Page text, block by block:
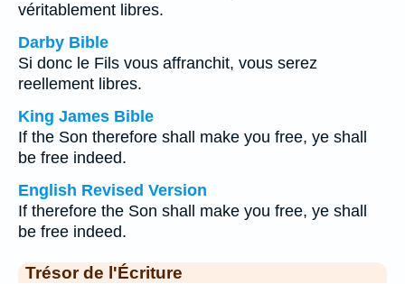
véritablement libres.
Darby Bible
Si donc le Fils vous affranchit, vous serez
reellement libres.
King James Bible
If the Son therefore shall make you free, ye shall
be free indeed.
English Revised Version
If therefore the Son shall make you free, ye shall
be free indeed.
Trésor de l'Écriture